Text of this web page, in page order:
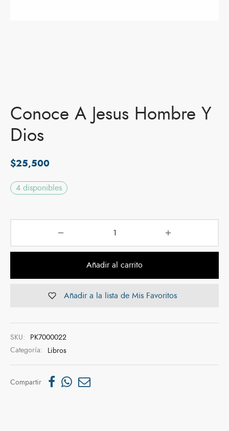
Conoce A Jesus Hombre Y
Dios
$25,500
4 disponibles
Añadir al carrito
Añadir a la lista de Mis Favoritos
SKU: PK7000022
Categoría: Libros
Compartir